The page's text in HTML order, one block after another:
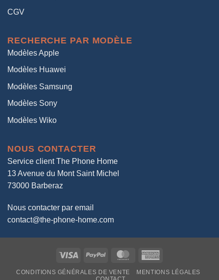
CGV
RECHERCHE PAR MODÈLE
Modèles Apple
Modèles Huawei
Modèles Samsung
Modèles Sony
Modèles Wiko
NOUS CONTACTER
Service client The Phone Home
13 Avenue du Mont Saint Michel
73000 Barberaz
Nous contacter par email
contact@the-phone-home.com
Visa PayPal MasterCard
CONDITIONS GÉNÉRALES DE VENTE
MENTIONS LÉGALES